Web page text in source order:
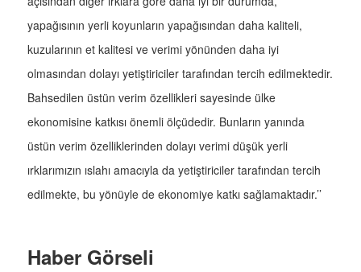
yapağısının yerli koyunların yapağısından daha kaliteli,
kuzularının et kalitesi ve verimi yönünden daha iyi
olmasından dolayı yetiştiriciler tarafından tercih edilmektedir.
Bahsedilen üstün verim özellikleri sayesinde ülke
ekonomisine katkısı önemli ölçüdedir. Bunların yanında
üstün verim özelliklerinden dolayı verimi düşük yerli
ırklarımızın ıslahı amacıyla da yetiştiriciler tarafından tercih
edilmekte, bu yönüyle de ekonomiye katkı sağlamaktadır.’’
Haber Görseli